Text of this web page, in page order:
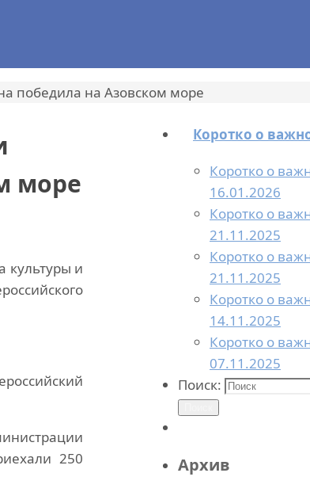
победила на Азовском море
море
культуры и
250
Коротко о
Коротко о
16.01.2026
Коротко о
21.11.2025
Коротко о
21.11.2025
Коротко о
14.11.2025
Коротко о
07.11.2025
Поиск:
Архив